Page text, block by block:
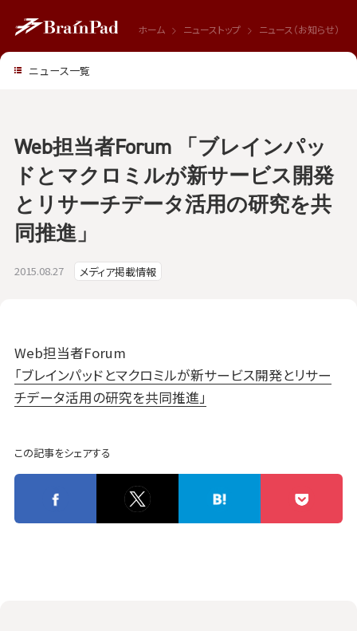
ホーム ニューストップ ニュース（お知らせ）
2015.08.27 メディア掲載情報
Web担当者Forum 「ブレインパッ
ドとマクロミルが新サービス開発
とリサーチデータ活用の研究を共
同推進」
Web担当者Forum
「ブレインパッドとマクロミルが新サービス開発とリサー
チデータ活用の研究を共同推進」
この記事をシェアする
ニュース一覧